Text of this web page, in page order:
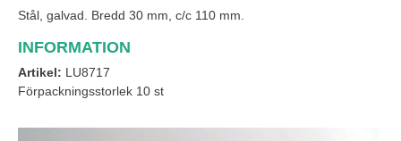
Stål, galvad. Bredd 30 mm, c/c 110 mm.
INFORMATION
Artikel: LU8717
Förpackningsstorlek 10 st